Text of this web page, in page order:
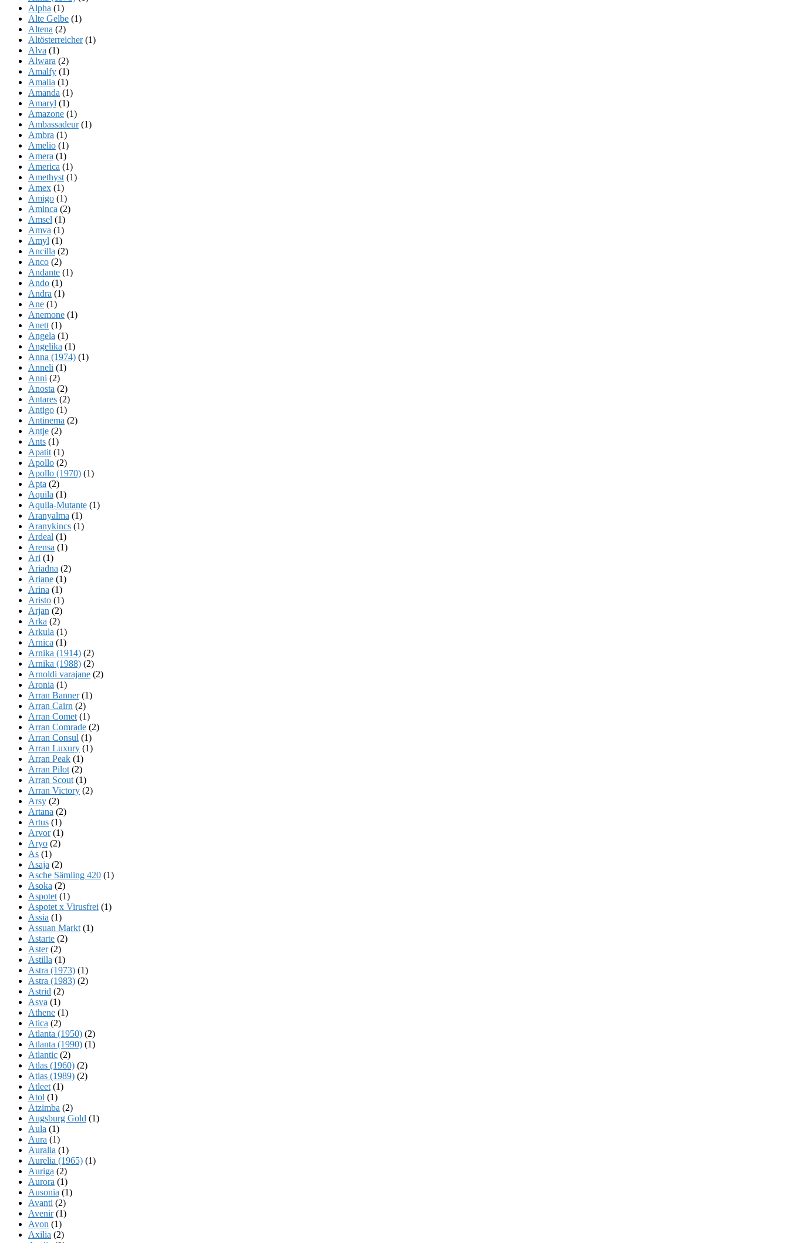
Alpha (1)
Alte Gelbe (1)
Altena (2)
Altösterreicher(1)
Alva (1)
Alwara (2)
Amalfy (1)
Amalia (1)
Amanda (1)
Amaryl (1)
Amazone (1)
Ambassadeur(1)
Ambra (1)
Amelio (1)
Amera (1)
America (1)
Amethyst (1)
Amex (1)
Amigo (1)
Aminca (2)
Amsel (1)
Amva (1)
Amyl (1)
Ancilla (2)
Anco (2)
Andante (1)
Ando (1)
Andra (1)
Ane (1)
Anemone (1)
Anett (1)
Angela (1)
Angelika (1)
Anna (1974) (1)
Anneli (1)
Anni (2)
Anosta (2)
Antares (2)
Antigo (1)
Antinema (2)
Antje (2)
Ants (1)
Apatit (1)
Apollo (2)
Apollo (1970) (1)
Apta (2)
Aquila (1)
Aquila-Mutante (1)
Aranyalma (1)
Aranykincs (1)
Ardeal (1)
Arensa (1)
Ari (1)
Ariadna (2)
Ariane (1)
Arina (1)
Aristo (1)
Arjan (2)
Arka (2)
Arkula (1)
Arnica (1)
Arnika (1914) (2)
Arnika (1988) (2)
Arnoldi varajane (2)
Aronia (1)
Arran Banner(1)
Arran Cairn (2)
Arran Comet (1)
Arran Comrade (2)
Arran Consul (1)
Arran Luxury (1)
Arran Peak (1)
Arran Pilot (2)
Arran Scout (1)
Arran Victory (2)
Arsy (2)
Artana (2)
Artus (1)
Arvor(1)
Aryo (2)
As (1)
Asaja (2)
Asche Sämling 420 (1)
Asoka (2)
Aspotet (1)
Aspotet x Virusfrei (1)
Assia (1)
Assuan Markt (1)
Astarte (2)
Aster(2)
Astilla (1)
Astra (1973) (1)
Astra (1983) (2)
Astrid (2)
Asva (1)
Athene (1)
Atica (2)
Atlanta (1950) (2)
Atlanta (1990) (1)
Atlantic (2)
Atlas (1960) (2)
Atlas (1989) (2)
Atleet (1)
Atol (1)
Atzimba (2)
Augsburg Gold (1)
Aula (1)
Aura (1)
Auralia (1)
Aurelia (1965) (1)
Auriga (2)
Aurora (1)
Ausonia (1)
Avanti (2)
Avenir(1)
Avon (1)
Axilia (2)